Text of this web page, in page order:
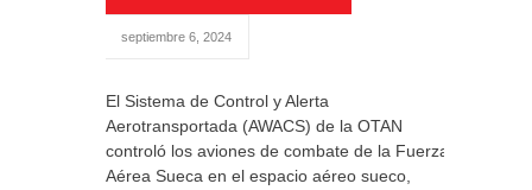
septiembre 6, 2024
El Sistema de Control y Alerta
Aerotransportada (AWACS) de la OTAN
controló los aviones de combate de la Fuerza
Aérea Sueca en el espacio aéreo sueco,